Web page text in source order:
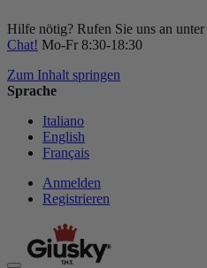
Hilfe nötig? Rufen Sie uns an unter
Chat! Mo-Fr 8:30-18:30
Zum Inhalt springen
Sprache
Italiano
English
Français
Anmelden
Registrieren